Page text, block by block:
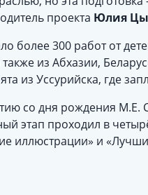
проекта Юлия
более 300 работ от
из Абхазии,
из Уссурийска, где
со дня рождения
этап проходил в
иллюстрации» и